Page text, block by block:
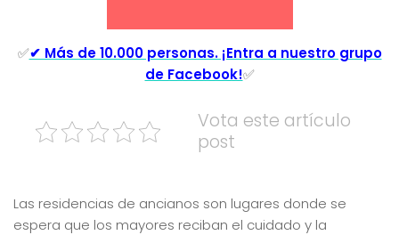
✅✔ Más de 10.000 personas. ¡Entra a nuestro grupo
de Facebook!✅
Vota este artículo
post
Las residencias de ancianos son lugares donde se
espera que los mayores reciban el cuidado y la